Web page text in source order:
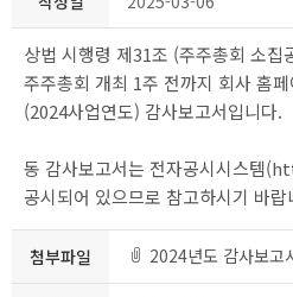
상법 시행령 제31조 (주주총회 소집
주주총회 개최 1주 전까지 회사 홈
(2024사업연도) 감사보고서입니다.
동 감사보고서는 전자공시시스템
공시되어 있으므로 참고하시기 바랍
첨부파일 2024년도 감사보고